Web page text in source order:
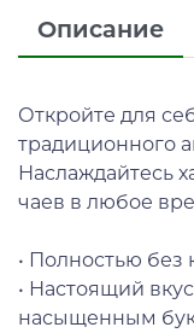
Описание
Откройте для
традиционного
Наслаждайтесь
чаев в любое
• Полностью
• Настоящий
насыщенным